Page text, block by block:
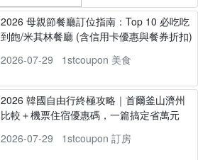
2026 母親節餐廳訂位指南：Top 10 必吃吃
到飽/米其林餐廳 (含信用卡優惠與餐券折扣)
2026-07-29
1stcoupon 美食
2026 韓國自由行終極攻略｜首爾釜山濟州
比較＋機票住宿優惠碼，一篇搞定省萬元
2026-07-29
1stcoupon 訂房